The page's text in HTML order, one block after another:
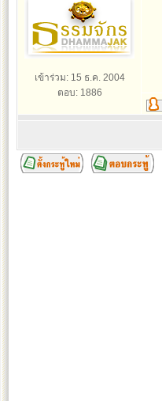
เข้าร่วม: 15 ธ.ค. 2004
ตอบ: 1886